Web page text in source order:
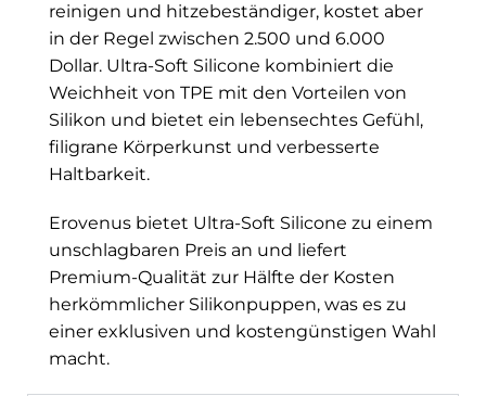
reinigen und hitzebeständiger, kostet aber
in der Regel zwischen 2.500 und 6.000
Dollar. Ultra-Soft Silicone kombiniert die
Weichheit von TPE mit den Vorteilen von
Silikon und bietet ein lebensechtes Gefühl,
filigrane Körperkunst und verbesserte
Haltbarkeit.
Erovenus bietet Ultra-Soft Silicone zu einem
unschlagbaren Preis an und liefert
Premium-Qualität zur Hälfte der Kosten
herkömmlicher Silikonpuppen, was es zu
einer exklusiven und kostengünstigen Wahl
macht.